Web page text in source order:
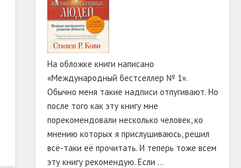
На обложке книги написано
«Международный бестселлер № 1».
Обычно меня такие надписи отпугивают. Но
после того как эту книгу мне
порекомендовали несколько человек, ко
мнению которых я прислушиваюсь, решил
всё-таки её прочитать. И теперь тоже всем
эту книгу рекомендую. Если …